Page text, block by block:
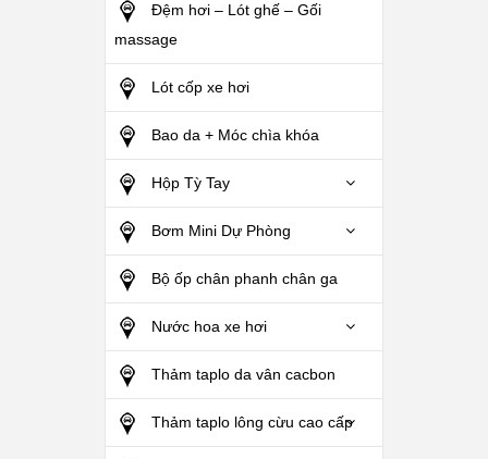
Đệm hơi – Lót ghế – Gối
massage
Lót cốp xe hơi
Bao da + Móc chìa khóa
Hộp Tỳ Tay
Bơm Mini Dự Phòng
Bộ ốp chân phanh chân ga
Nước hoa xe hơi
Thảm taplo da vân cacbon
Thảm taplo lông cừu cao cấp